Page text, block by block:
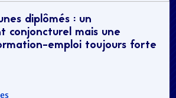
diplômés : un
conjoncturel mais une
emploi toujours forte